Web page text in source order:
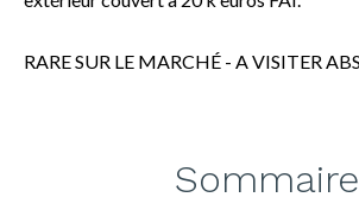
RARE SUR LE MARCHÉ - A VISITER
Sommaire